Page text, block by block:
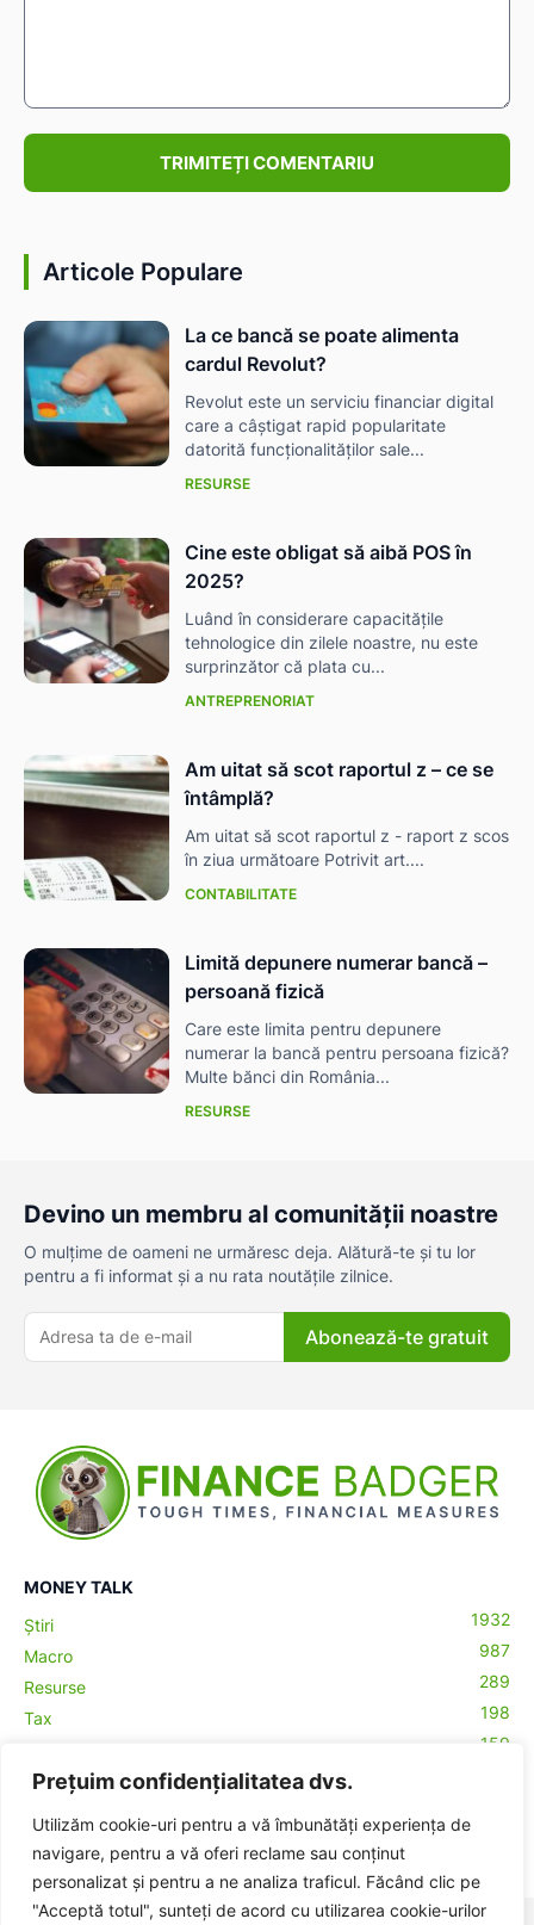
Prețuim confidențialitatea dvs.
Utilizăm cookie-uri pentru a vă îmbunătăți experiența de
navigare, pentru a vă oferi reclame sau conținut
personalizat și pentru a ne analiza traficul. Făcând clic pe
"Acceptă totul", sunteți de acord cu utilizarea cookie-urilor
Articole Populare
La ce bancă se poate alimenta
cardul Revolut?
Revolut este un serviciu financiar digital
care a câștigat rapid popularitate
datorită funcționalităților sale...
RESURSE
Cine este obligat să aibă POS în
2025?
Luând în considerare capacitățile
tehnologice din zilele noastre, nu este
surprinzător că plata cu...
ANTREPRENORIAT
Am uitat să scot raportul z – ce se
întâmplă?
Am uitat să scot raportul z - raport z scos
în ziua următoare Potrivit art....
CONTABILITATE
Limită depunere numerar bancă –
persoană fizică
Care este limita pentru depunere
numerar la bancă pentru persoana fizică?
Multe bănci din România...
RESURSE
Devino un membru al comunității noastre
O mulțime de oameni ne urmăresc deja. Alătură-te și tu lor
pentru a fi informat și a nu rata noutățile zilnice.
Abonează-te gratuit
MONEY TALK
Știri
1932
Macro
987
Resurse
289
Tax
198
159
Contabilitate
Crypto